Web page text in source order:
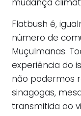
mudança
Flatbush é,
número de
Muçulmanas.
experiência do
não podermos
sinagogas,
transmitida ao